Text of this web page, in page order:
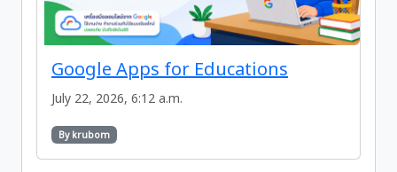
Google Apps for Educations
July 22, 2026, 6:12 a.m.
By krubom